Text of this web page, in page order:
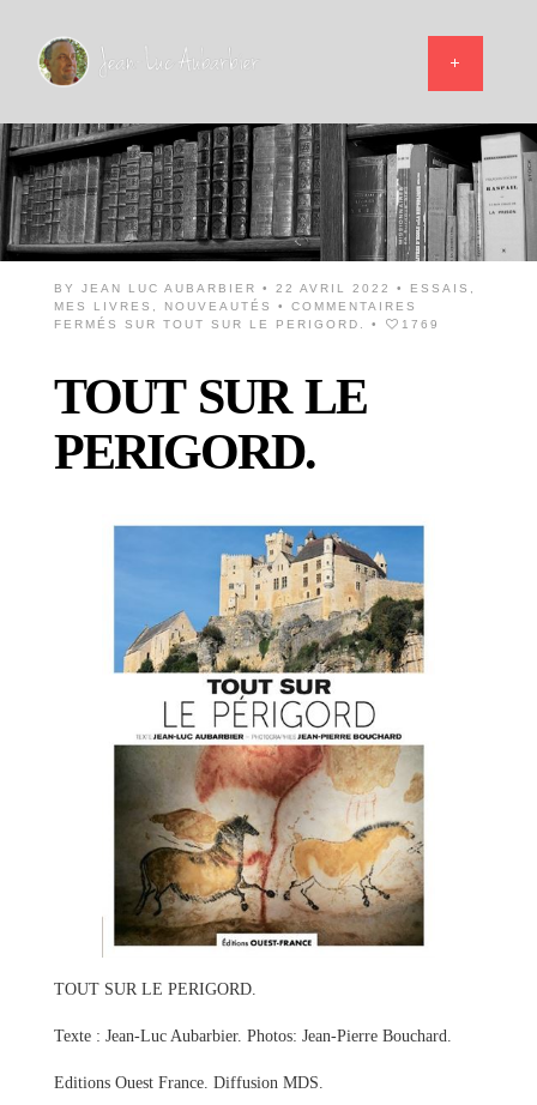
BY JEAN LUC AUBARBIER • 22 AVRIL 2022 • ESSAIS
MES LIVRES
NOUVEAUTÉS • COMMENTAIRES
FERMÉS
SUR TOUT SUR LE PERIGORD. • 1769
TOUT SUR LE
PERIGORD.
TOUT SUR LE PERIGORD.
Texte : Jean-Luc Aubarbier. Photos: Jean-Pierre Bouchard.
Editions Ouest France. Diffusion MDS.